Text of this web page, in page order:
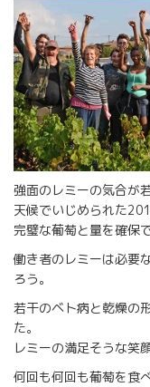
強面のレミーの気合が
天候でいじめられた
完璧な葡萄と量を確保
働き者のレミーは必要
ろう。
若干のベト病と乾燥の
た。
レミーの満足そうな笑
何回も何回も葡萄を食